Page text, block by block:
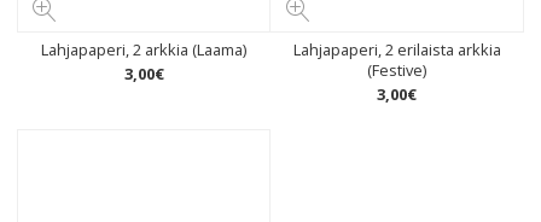
Lahjapaperi, 2 arkkia (Laama)
3,00€
Lahjapaperi, 2 erilaista arkkia
(Festive)
3,00€